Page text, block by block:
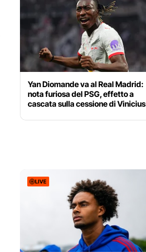
Yan Diomande va al Real Madrid:
nota furiosa del PSG, effetto a
cascata sulla cessione di Vinicius
LIVE